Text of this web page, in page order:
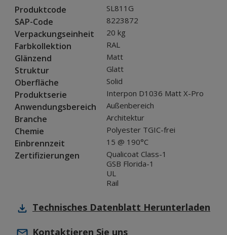
Produktcode SL811G
SAP-Code 8223872
Verpackungseinheit 20 kg
Farbkollektion RAL
Glänzend Matt
Struktur Glatt
Oberfläche Solid
Produktserie Interpon D1036 Matt X-Pro
Anwendungsbereich Außenbereich
Branche Architektur
Chemie Polyester TGIC-frei
Einbrennzeit 15 @ 190°C
Zertifizierungen
Qualicoat Class-1
GSB Florida-1
UL
Rail
Technisches Datenblatt Herunterladen
Kontaktieren Sie uns